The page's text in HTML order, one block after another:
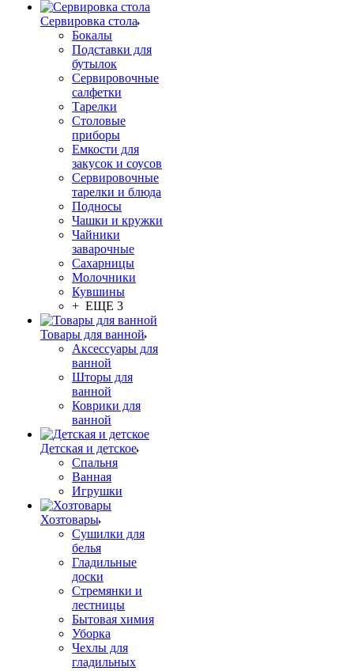
Сервировка стола
Бокалы
Подставки для
бутылок
Сервировочные
салфетки
Тарелки
Столовые
приборы
Емкости для
закусок и соусов
Сервировочные
тарелки и блюда
Подносы
Чашки и кружки
Чайники
заварочные
Сахарницы
Молочники
Кувшины
+ ЕЩЕ 3
Товары для ванной
Аксессуары для
ванной
Шторы для
ванной
Коврики для
ванной
Детская и детское
Спальня
Ванная
Игрушки
Хозтовары
Сушилки для
белья
Гладильные
доски
Стремянки и
лестницы
Бытовая химия
Уборка
Чехлы для
гладильных